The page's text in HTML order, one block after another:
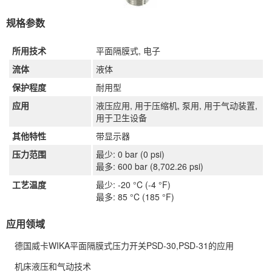
规格参数
所用技术
平面隔膜式, 电子
流体
液体
保护程度
耐用型
应用
液压应用, 用于压缩机, 泵用, 用于气动装置,
用于卫生设备
其他特性
带显示器
压力范围
最少: 0 bar (0 psi)
最多: 600 bar (8,702.26 psi)
工艺温度
最少: -20 °C (-4 °F)
最多: 85 °C (185 °F)
应用领域
德国威卡WIKA平面隔膜式压力开关PSD-30,PSD-31 的应用
机床液压和气动技术